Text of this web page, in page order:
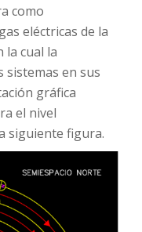
como
eléctricas de la
la cual la
sistemas en sus
gráfica
el nivel
siguiente figura.